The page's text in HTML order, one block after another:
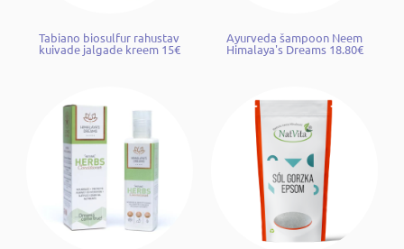
Tabiano biosulfur rahustav
kuivade jalgade kreem 15€
Ayurveda šampoon Neem
Himalaya's Dreams 18.80€